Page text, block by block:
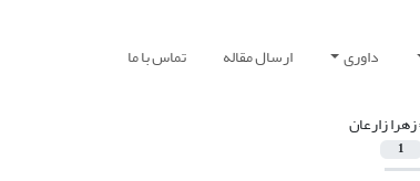
داوری ارسال مقاله تماس با ما
زهرا زارعان
1